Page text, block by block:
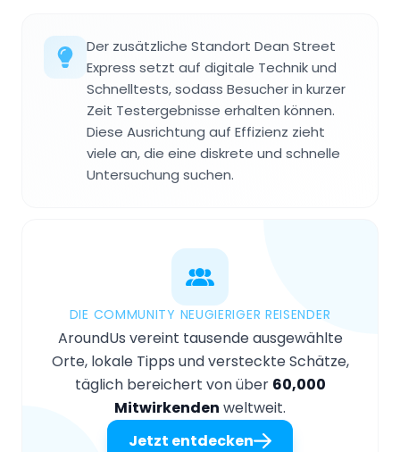
Der zusätzliche Standort Dean Street
Express setzt auf digitale Technik und
Schnelltests, sodass Besucher in kurzer
Zeit Testergebnisse erhalten können.
Diese Ausrichtung auf Effizienz zieht
viele an, die eine diskrete und schnelle
Untersuchung suchen.
DIE COMMUNITY NEUGIERIGER REISENDER
AroundUs vereint tausende ausgewählte
Orte, lokale Tipps und versteckte Schätze,
täglich bereichert von über 60,000
Mitwirkenden weltweit.
Jetzt entdecken